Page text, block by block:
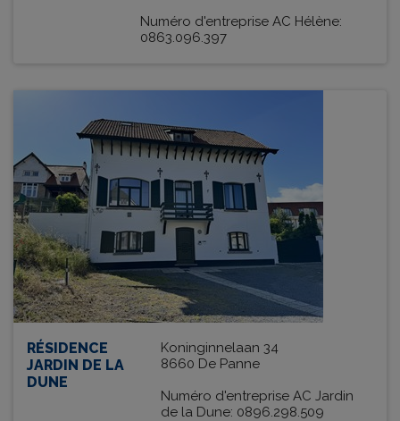
Numéro d'entreprise AC Hélène:
0863.096.397
RÉSIDENCE
JARDIN DE LA
DUNE
Koninginnelaan 34
8660 De Panne
Numéro d'entreprise AC Jardin
de la Dune: 0896.298.509